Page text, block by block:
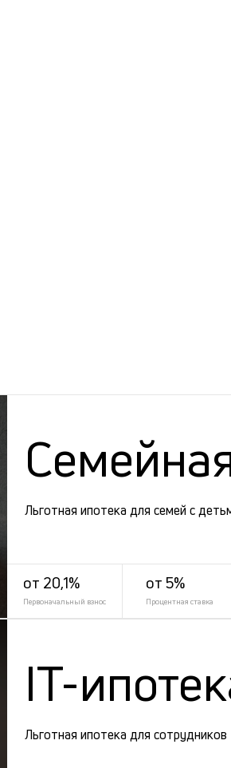
Льготная ипотека для семей с
от 20,1%
Первоначальный взнос
от 5%
Процентная ставка
IT-
Льготная ипотека для